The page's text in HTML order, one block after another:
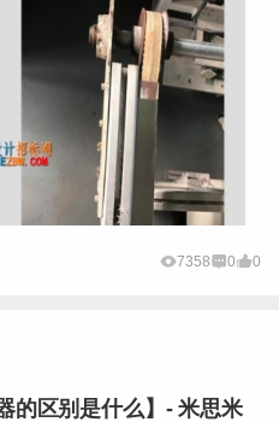
7358 0 0
的区别是什么】- 米思米